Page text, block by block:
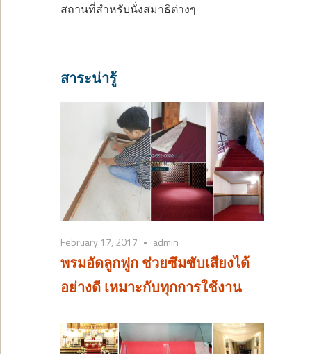
สถานที่สำหรับนั่งสมาธิต่างๆ
สาระน่ารู้
February 17, 2017 admin
พรมอัดลูกฟูก ช่วยซึมซับเสียงได้
อย่างดี เหมาะกับทุกการใช้งาน